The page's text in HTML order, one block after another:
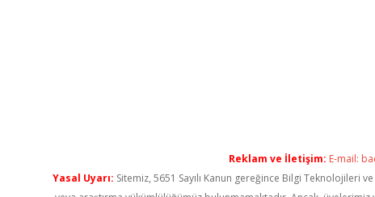
Reklam ve İletişim: E-mail:
Yasal Uyarı: Sitemiz, 5651 Sayılı Kanun gereğince Bilgi Teknolojileri